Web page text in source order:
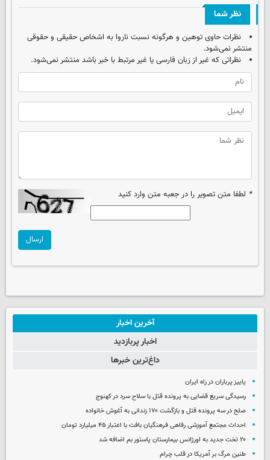
نظر شما
نظرات حاوی توهین و هرگونه نسبت ناروا به اشخاص حقیقی و حقوقی
منتشر نمی‌شود.
نظراتی که غیر از زبان فارسی یا غیر مرتبط با خبر باشد منتشر نمی‌شود.
* لطفا متن تصویر را در جعبه متن وارد کنید
ارسال
آخرین اخبار
اخبار پربازدید
داغ‌ترین خبرها
پاییز پرباران در راه ایران
رسیدگی سریع قضایی به پرونده قتل با سلاح سرد در کهنوج
صلح در سه پرونده قتل و بازگشت ۱۷۰ زندانی به آغوش خانواده
احداث مجتمع آموزشی رفاهی فرهنگیان بافت با اعتبار ۴۵ میلیارد تومان
۲۰ تخت جدید به اورژانس بیمارستان پاستور بم اضافه شد
طنین مرگ بر آمریکا در قلب چرام